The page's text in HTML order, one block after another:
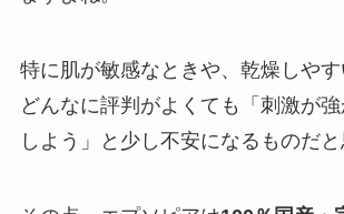
特に肌が敏感なときや、乾燥しやす
どんなに評判がよくても「刺激が
しよう」と少し不安になるものだと